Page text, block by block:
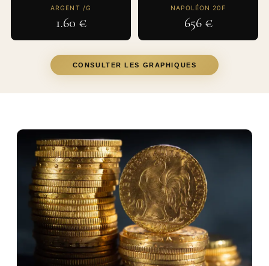
ARGENT /G
1.60 €
NAPOLÉON 20F
656 €
CONSULTER LES GRAPHIQUES